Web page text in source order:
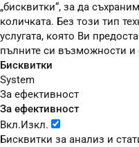
„бисквитки“, за да
количката. Без този тип
услугата, която Ви
пълните си възможности
Бисквитки
System
За ефективност
За ефективност
Вкл.Изкл.
Бисквитки за анализ и